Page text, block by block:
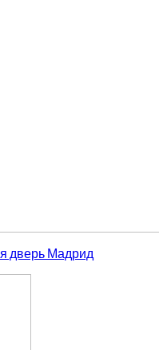
дверь Мадрид